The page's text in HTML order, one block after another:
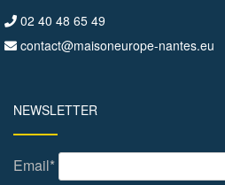
02 40 48 65 49
contact@maisoneurope-nantes.eu
NEWSLETTER
Email*